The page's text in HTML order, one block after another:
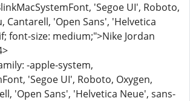
'Segoe UI', Roboto,
Cantarell, 'Open Sans', 'Helvetica
font-size: medium;">Nike Jordan
-apple-system,
'Segoe UI', Roboto, Oxygen,
'Open Sans', 'Helvetica Neue', sans-